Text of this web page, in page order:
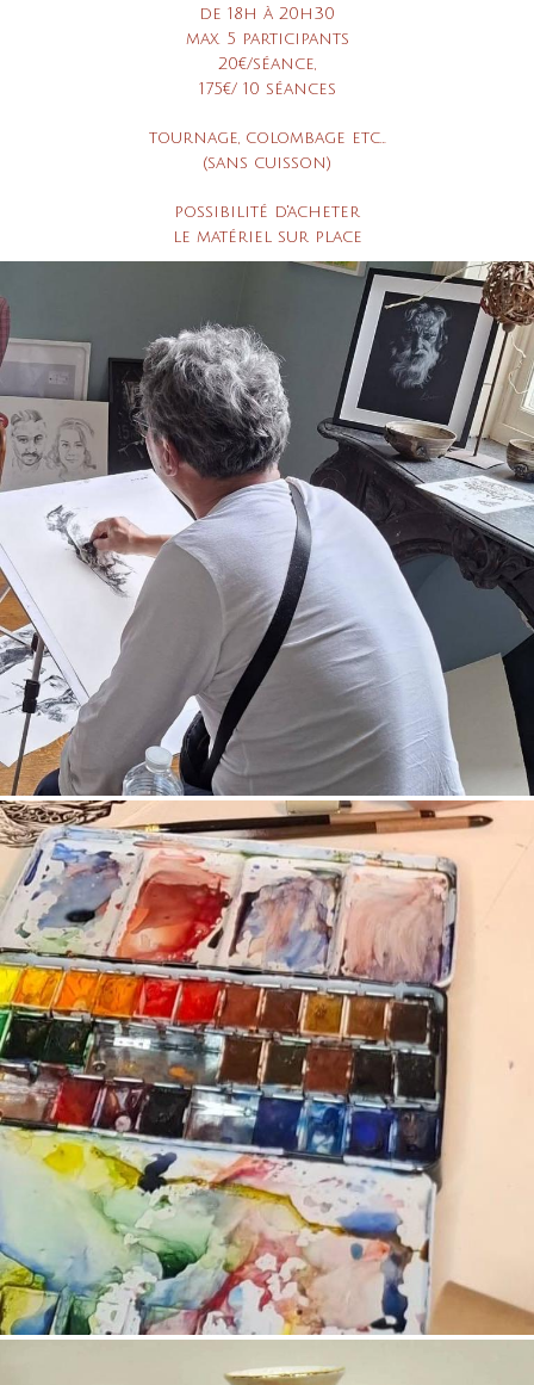
de 18h à 20h30
max. 5 participants
20€/séance,
175€/ 10 séances
tournage, colombage etc…
(sans cuisson)
possibilité d'acheter
le matériel sur place